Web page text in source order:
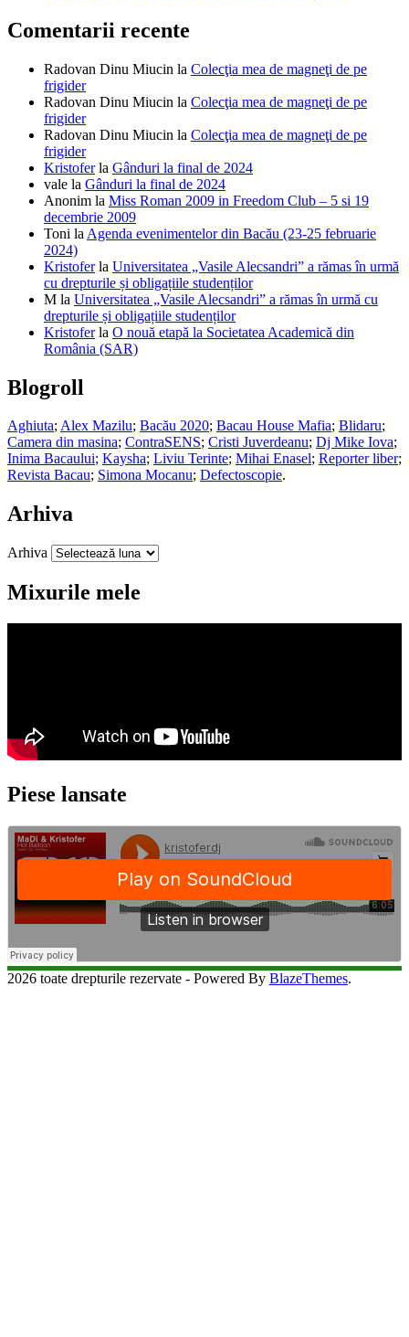
Comentarii recente
Radovan Dinu Miucin la Colecţia mea de magneţi de pe
frigider
Radovan Dinu Miucin la Colecţia mea de magneţi de pe
frigider
Radovan Dinu Miucin la Colecţia mea de magneţi de pe
frigider
Kristoferla Gânduri la final de 2024
vale la Gânduri la final de 2024
Anonim la Miss Roman 2009 in Freedom Club – 5 si 19
decembrie 2009
Toni la Agenda evenimentelor din Bacău (23-25 februarie
2024)
Kristoferla Universitatea „Vasile Alecsandri” a rămas în urmă
cu drepturile și obligațiile studenților
M la Universitatea „Vasile Alecsandri” a rămas în urmă cu
drepturile și obligațiile studenților
Kristoferla O nouă etapă la Societatea Academică din
România (SAR)
Blogroll
Aghiuta;Alex Mazilu; Bacău 2020; Bacau House Mafia; Blidaru;
Camera din masina; ContraSENS; Cristi Juverdeanu; Dj Mike Iova;
Inima Bacaului; Kaysha; Liviu Terinte; Mihai Enasel; Reporter liber;
Revista Bacau; Simona Mocanu; Defectoscopie.
Arhiva
Arhiva
Mixurile mele
Piese lansate
2026 toate drepturile rezervate - Powered By BlazeThemes.